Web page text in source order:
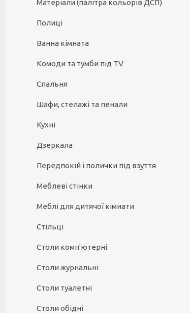
Матеріали (палітра кольорів ДСП)
Полиці
Ванна кімната
Комоди та тумби під TV
Спальня
Шафи, стелажі та пенали
Кухні
Дзеркала
Передпокій і полички під взуття
Меблеві стінки
Меблі для дитячої кімнати
Стільці
Столи комп'ютерні
Столи журнальні
Столи туалетні
Столи обідні